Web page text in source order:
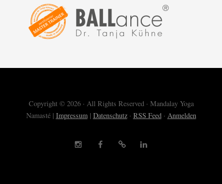
Copyright © 2026 · All Rights Reserved · Mandalay Yoga
Namasté | Impressum| Datenschutz· RSS Feed· Anmelden